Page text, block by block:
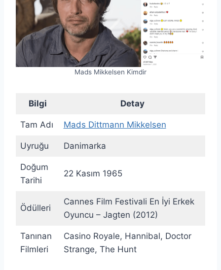
Mads Mikkelsen Kimdir
Bilgi Detay
Tam Adı Mads Dittmann Mikkelsen
Uyruğu Danimarka
Doğum
Tarihi
22 Kasım 1965
Ödülleri
Cannes Film Festivali En İyi Erkek
Oyuncu – Jagten (2012)
Tanınan
Filmleri
Casino Royale, Hannibal, Doctor
Strange, The Hunt